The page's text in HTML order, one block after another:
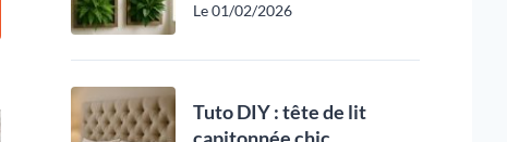
Le 01/02/2026
Tuto DIY : tête de lit